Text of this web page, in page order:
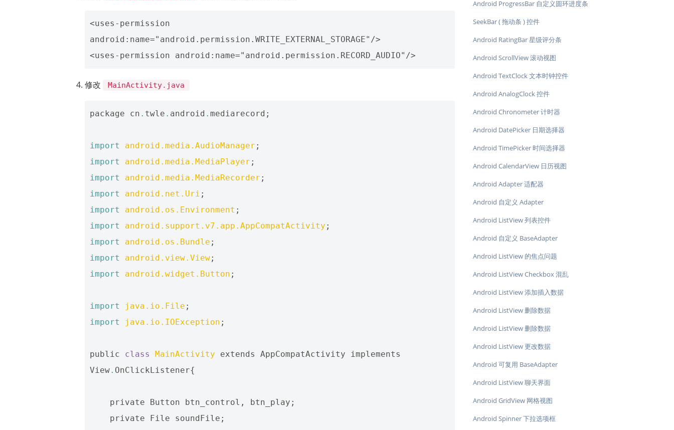
<uses-permission
android:name="android.permission.WRITE_EXTERNAL_STORAGE"/>
修改 MainActivity.java
package cn . twle . android . mediarecord ;
import android.media.AudioManager ;
import
android.media.MediaPlayer ;
import
android.media.MediaRecorder ;
import
android.net.Uri ;
import
android.os.Environment ;
import
android.support.v7.app.AppCompatActivity ;
import
android.os.Bundle ;
import
android.view.View;
import
android.widget.Button ;
import java.io.File ;
import
java.io.IOException ;
public class MainActivity extends AppCompatActivity
implements
View. OnClickListener{
private Button btn_control , btn_play ;
private
File soundFile ;
Android ProgressBar 自定义圆环进度条
SeekBar ( 拖动条 ) 控件
Android RatingBar 星级评分条
Android ScrollView 滚动视图
Android TextClock 文本时钟控件
Android AnalogClock 控件
Android Chronometer 计时器
Android DatePicker 日期选择器
Android TimePicker 时间选择器
Android CalendarView 日历视图
Android Adapter 适配器
Android 自定义 Adapter
Android ListView 列表控件
Android 自定义 BaseAdapter
Android ListView 的焦点问题
Android ListView Checkbox 混乱
Android ListView 添加插入数据
Android ListView 删除数据
Android ListView 删除数据
Android ListView 更改数据
Android 可复用 BaseAdapter
Android ListView 聊天界面
Android GridView 网格视图
Android Spinner 下拉选项框